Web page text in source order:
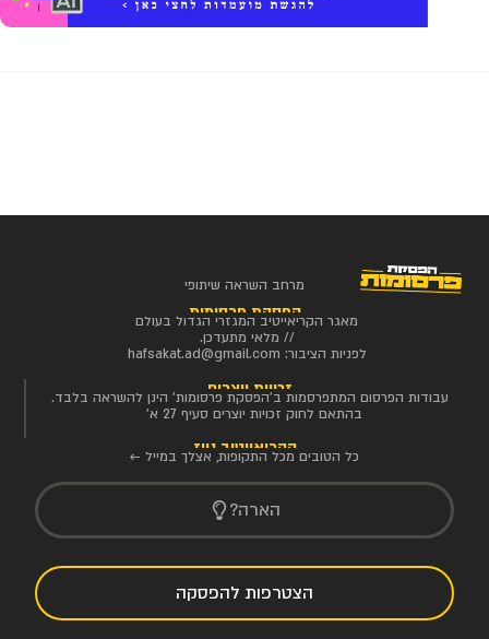
מרחב השראה שיתופי
הפסקת פרסומות
מאגר הקריאייטיב המגזרי הגדול בעולם
// מלאי מתעדכן.
לפניות הציבור: hafsakat.ad@gmail.com
זכויות יוצרים
עבודות הפרסום המתפרסמות ב'הפסקת פרסומות' הינן להשראה בלבד.
בהתאם לחוק זכויות יוצרים סעיף 27 א'
הקריאייטיב ניוז
כל הטובים מכל התקופות, אצלך במייל ←
הארה?
הצטרפות להפסקה